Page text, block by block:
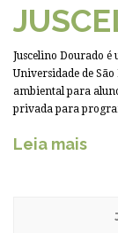
Juscelino Dourado
Universidade de São
ambiental para
privada para
Leia mais